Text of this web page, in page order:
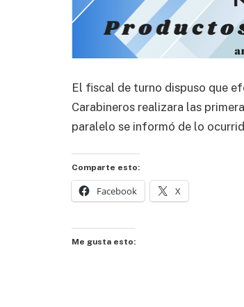
El fiscal de turno dispuso que
Carabineros realizara las
paralelo se informó de lo
Comparte esto:
Facebook X
Me gusta esto: